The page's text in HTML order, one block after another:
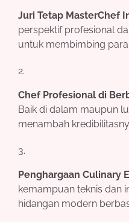
Juri Tetap MasterChef
perspektif profesional
untuk membimbing
Chef Profesional di
Baik di dalam maupun
menambah
Penghargaan Culinary
kemampuan teknis dan
hidangan modern